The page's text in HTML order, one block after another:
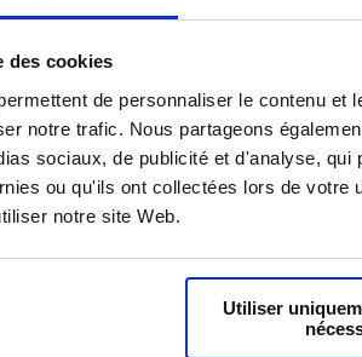
des cookies
de personnaliser le contenu
notre trafic. Nous partageons
sociaux, de publicité et d'analyse,
ou qu'ils ont collectées lors de
notre site Web.
Utiliser
du
: